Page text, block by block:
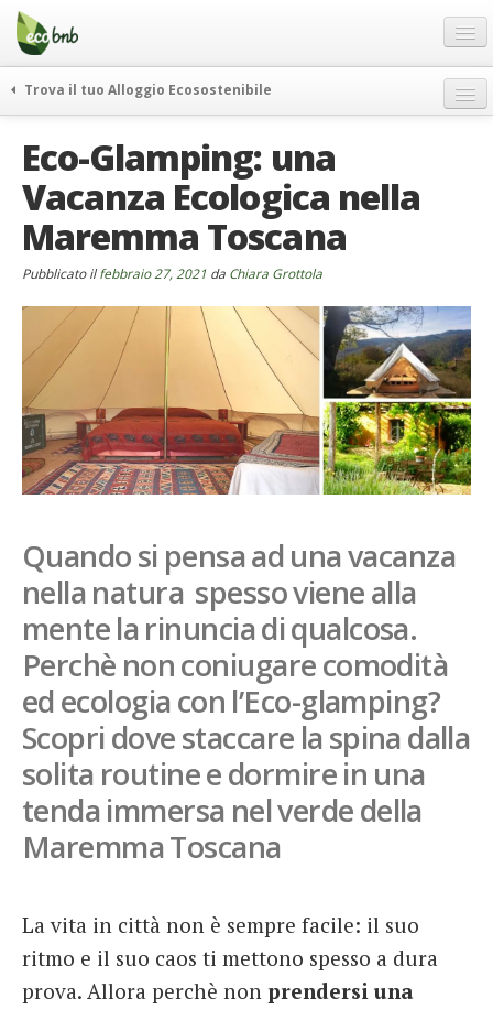
Menu
Salta
contenuto
Offerte Speciali
Regali
FAQ
Chi Siamo
Partner
Contatti
Italiano
German
English
Spanish
Italiano
Trova il tuo Alloggio Ecosostenibile
itinerari
curiosità
vivere e viaggiare verde
rassegna stampa
Eco-Glamping: una
Vacanza Ecologica nella
Maremma Toscana
Pubblicato ilfebbraio 27, 2021 da Chiara Grottola
Quando si pensa ad una vacanza
nella natura spesso viene alla
mente la rinuncia di qualcosa.
Perchè non coniugare comodità
ed ecologia con l’Eco-glamping?
Scopri dove staccare la spina dalla
solita routine e dormire in una
tenda immersa nel verde della
Maremma Toscana
La vita in città non è sempre facile: il suo
ritmo e il suo caos ti mettono spesso a dura
prova. Allora perchè non prendersi una